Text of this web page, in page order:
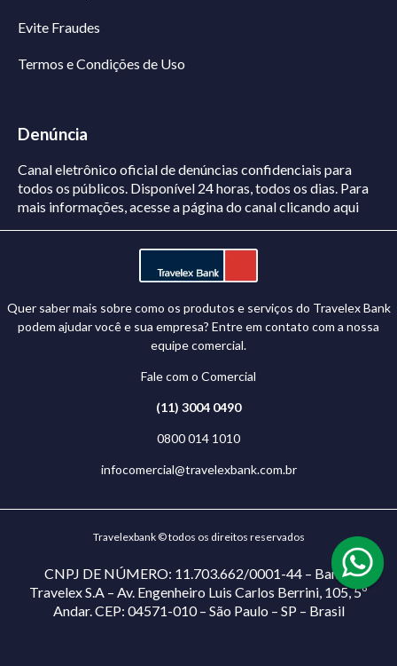
Evite Fraudes
Termos e Condições de Uso
Denúncia
Canal eletrônico oficial de denúncias confidenciais para
todos os públicos. Disponível 24 horas, todos os dias. Para
mais informações, acesse a página do canalclicando aqui
Quer saber mais sobre como os produtos e serviços do Travelex Bank
podem ajudar você e sua empresa? Entre em contato com a nossa
equipe comercial.
Fale com o Comercial
(11) 3004 0490
0800 014 1010
infocomercial@travelexbank.com.br
Travelexbank © todos os direitos reservados
CNPJ DE NÚMERO: 11.703.662/0001-44 – Banco
Travelex S.A – Av. Engenheiro Luis Carlos Berrini, 105, 5º
Andar. CEP: 04571-010 – São Paulo – SP – Brasil